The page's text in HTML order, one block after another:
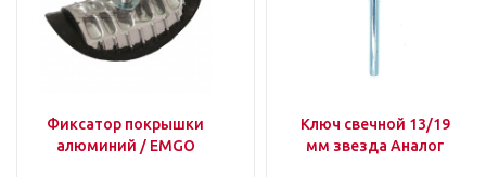
Фиксатор покрышки
алюминий / EMGO
Ключ свечной 13/19
мм звезда Аналог